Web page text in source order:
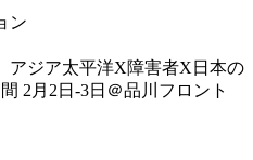
ン